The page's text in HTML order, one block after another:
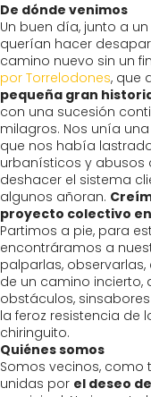
De dónde venimos
Un buen día, junto a
querían hacer
camino nuevo sin un
por Torrelodones, que
pequeña gran
con una sucesión
milagros. Nos unía
que nos había
urbanísticos y abusos
deshacer el sistema
algunos añoran.
proyecto colectivo
Partimos a pie, para
encontráramos a
palparlas,
de un camino incierto,
obstáculos,
la feroz resistencia de
chiringuito.
Quiénes somos
Somos vecinos, como
unidas por el deseo